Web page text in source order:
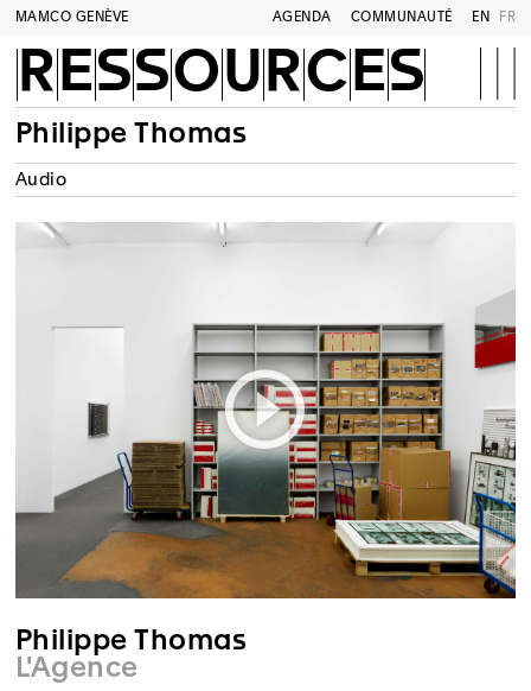
MAMCO GENÈVE AGENDA COMMUNAUTÉ EN FR
RESSOURCES
Philippe Thomas
Audio
Philippe Thomas
L'Agence